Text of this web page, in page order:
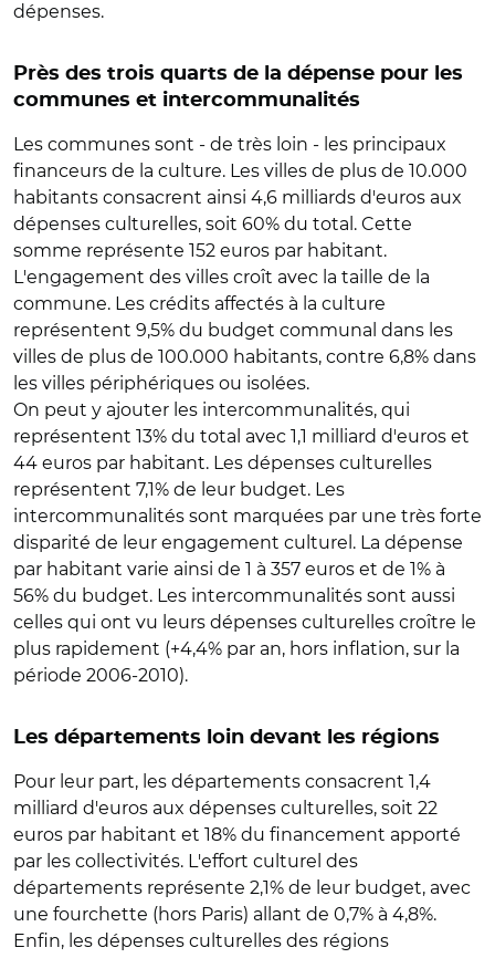
dépenses.
Près des trois quarts de la dépense pour les
communes et intercommunalités
Les communes sont - de très loin - les principaux
financeurs de la culture. Les villes de plus de 10.000
habitants consacrent ainsi 4,6 milliards d'euros aux
dépenses culturelles, soit 60% du total. Cette
somme représente 152 euros par habitant.
L'engagement des villes croît avec la taille de la
commune. Les crédits affectés à la culture
représentent 9,5% du budget communal dans les
villes de plus de 100.000 habitants, contre 6,8% dans
les villes périphériques ou isolées.
On peut y ajouter les intercommunalités, qui
représentent 13% du total avec 1,1 milliard d'euros et
44 euros par habitant. Les dépenses culturelles
représentent 7,1% de leur budget. Les
intercommunalités sont marquées par une très forte
disparité de leur engagement culturel. La dépense
par habitant varie ainsi de 1 à 357 euros et de 1% à
56% du budget. Les intercommunalités sont aussi
celles qui ont vu leurs dépenses culturelles croître le
plus rapidement (+4,4% par an, hors inflation, sur la
période 2006-2010).
Les départements loin devant les régions
Pour leur part, les départements consacrent 1,4
milliard d'euros aux dépenses culturelles, soit 22
euros par habitant et 18% du financement apporté
par les collectivités. L'effort culturel des
départements représente 2,1% de leur budget, avec
une fourchette (hors Paris) allant de 0,7% à 4,8%.
Enfin, les dépenses culturelles des régions